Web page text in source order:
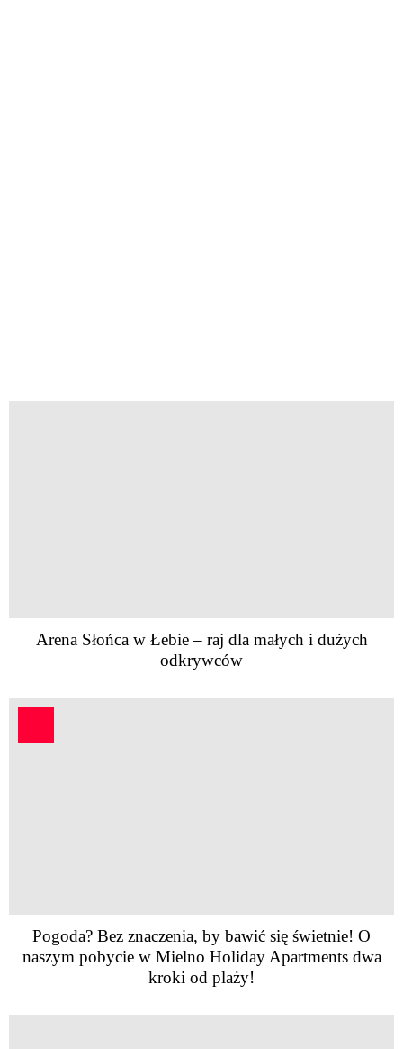
Arena Słońca w Łebie – raj dla małych i dużych
odkrywców
Pogoda? Bez znaczenia, by bawić się świetnie! O
naszym pobycie w Mielno Holiday Apartments dwa
kroki od plaży!